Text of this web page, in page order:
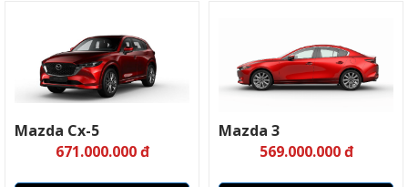
Mazda Cx-5
671.000.000 đ
Mazda 3
569.000.000 đ